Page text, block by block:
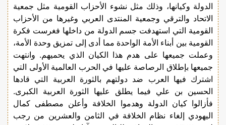
الدولة وكيانها، وذلك مثل نشوء الأحزاب القومية مثل جمعية
الاتحاد والترقي وجمعية المنتدى العربي وغيرها من الأحزاب
القومية التي استهدفت جسم الدولة من داخلها فغرست فكرة
القومية بين أبناء الأمة الواحدة مما أدى إلى تمزيق وحدة الأمة،
وعملت جميعها على هدم هذا الكيان الذي يحميهم. وانتهت
جميعها بإطلاق الرصاصة عليها في الحرب العالمية الأولى التي
اشترك فيها العرب ضد دولتهم بالثورة العربية التي قادها
الحسين بن علي فيما يطلق عليها الثورة العربية الكبرى.
فأزالوا كيان الدولة وهدموا الخلافة وأعلن مصطفى كمال
اليهودي إلغاء نظام الخلافة في الثامن والعشرين من رجب